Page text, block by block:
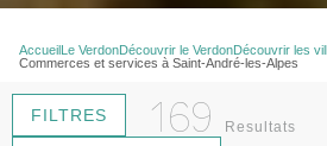
AccueilLe VerdonDécouvrir le VerdonDécouvrir les
Commerces et services à Saint-André-les-Alpes
FILTRES 169 Resultats